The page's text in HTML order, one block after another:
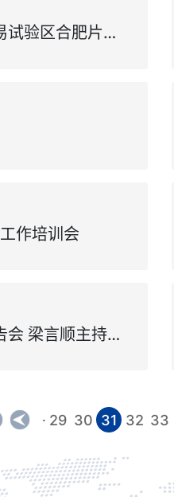
梁言顺调研中国（安徽）自由贸易试验区合肥片区并主持召开座谈会 把握大势坚定信心发挥优势 加快打造改革开放新高地 王清宪参加
作培训会
省委举行理论学习中心组学习报告会 梁言顺主持并讲话 王雷鸣作报告 王清宪唐良智虞爱华出席
· 29 30 31 32 33